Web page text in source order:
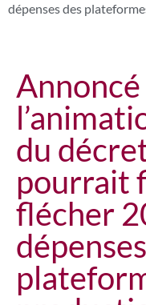
dépenses des
du
pourrait
flécher